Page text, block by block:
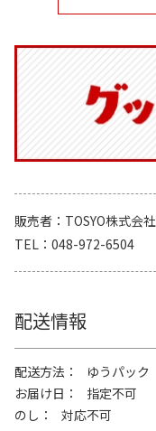
販売者
TOSYO株式会社
TEL
048-972-6504
配送情報
配送方法
ゆうパック
お届け日
指定不可
のし
対応不可